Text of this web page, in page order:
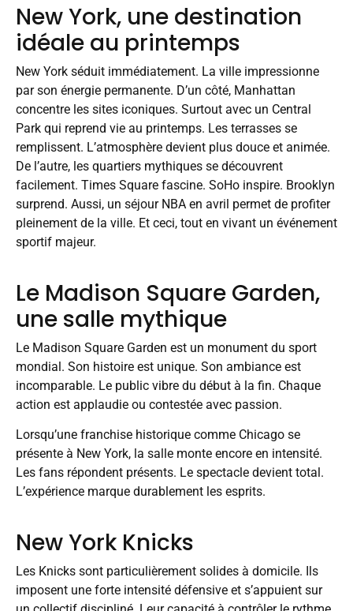
New York, une destination
idéale au printemps
New York séduit immédiatement. La ville impressionne
par son énergie permanente. D’un côté, Manhattan
concentre les sites iconiques. Surtout avec un Central
Park qui reprend vie au printemps. Les terrasses se
remplissent. L’atmosphère devient plus douce et animée.
De l’autre, les quartiers mythiques se découvrent
facilement. Times Square fascine. SoHo inspire. Brooklyn
surprend. Aussi, un séjour NBA en avril permet de profiter
pleinement de la ville. Et ceci, tout en vivant un événement
sportif majeur.
Le Madison Square Garden,
une salle mythique
Le Madison Square Garden est un monument du sport
mondial. Son histoire est unique. Son ambiance est
incomparable. Le public vibre du début à la fin. Chaque
action est applaudie ou contestée avec passion.
Lorsqu’une franchise historique comme Chicago se
présente à New York, la salle monte encore en intensité.
Les fans répondent présents. Le spectacle devient total.
L’expérience marque durablement les esprits.
New York Knicks
Les Knicks sont particulièrement solides à domicile. Ils
imposent une forte intensité défensive et s’appuient sur